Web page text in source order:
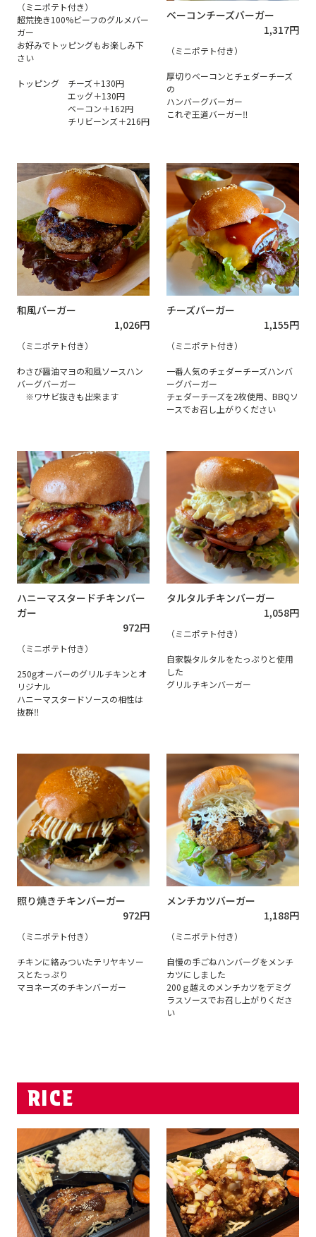
（ミニポテト付き）
超荒挽き100%ビーフのグルメバー
ガー
お好みでトッピングもお楽しみ下
さい
トッピング チーズ＋130円
エッグ＋130円
ベーコン＋162円
チリビーンズ＋216円
ベーコンチーズバーガー
1,317円
（ミニポテト付き）
厚切りベーコンとチェダーチーズ
の
ハンバーグバーガー
これぞ王道バーガー‼
和風バーガー
1,026円
（ミニポテト付き）
わさび醤油マヨの和風ソースハン
バーグバーガー
※ワサビ抜きも出来ます
チーズバーガー
1,155円
（ミニポテト付き）
一番人気のチェダーチーズハンバ
ーグバーガー
チェダーチーズを2枚使用、BBQソ
ースでお召し上がりください
ハニーマスタードチキンバー
ガー
972円
（ミニポテト付き）
250gオーバーのグリルチキンとオ
リジナル
ハニーマスタードソースの相性は
抜群‼
タルタルチキンバーガー
1,058円
（ミニポテト付き）
自家製タルタルをたっぷりと使用
した
グリルチキンバーガー
照り焼きチキンバーガー
972円
（ミニポテト付き）
チキンに絡みついたテリヤキソー
スとたっぷり
マヨネーズのチキンバーガー
メンチカツバーガー
1,188円
（ミニポテト付き）
自慢の手ごねハンバーグをメンチ
カツにしました
200ｇ越えのメンチカツをデミグ
ラスソースでお召し上がりくださ
い
RICE